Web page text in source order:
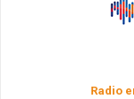
Radio